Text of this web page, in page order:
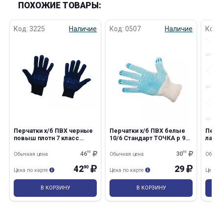
ПОХОЖИЕ ТОВАРЫ:
Код: 3225 Наличие
Перчатки х/б ПВХ черные
повыш плотн 7 класс
4690
Обычная цена
4290
Цена по карте
В КОРЗИНУ
Код: 0507 Наличие
Перчатки х/б ПВХ белые
10/6 Стандарт ТОЧКА р 9
3090
Обычная цена
29
Цена по карте
В КОРЗИНУ
Цена